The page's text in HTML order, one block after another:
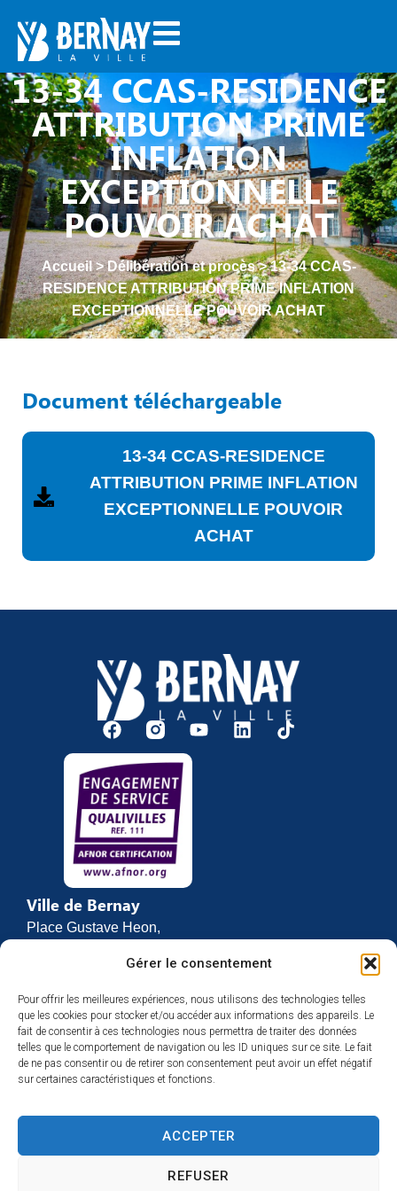
Gérer le consentement
Pour offrir les meilleures expériences, nous utilisons des technologies telles
que les cookies pour stocker et/ou accéder aux informations des appareils. Le
fait de consentir à ces technologies nous permettra de traiter des données
telles que le comportement de navigation ou les ID uniques sur ce site. Le fait
de ne pas consentir ou de retirer son consentement peut avoir un effet négatif
sur certaines caractéristiques et fonctions.
ACCEPTER
REFUSER
13-34 CCAS-RESIDENCE
ATTRIBUTION PRIME
INFLATION
EXCEPTIONNELLE
POUVOIR ACHAT
Accueil>Délibération et procès>13-34 CCAS-
RESIDENCE ATTRIBUTION PRIME INFLATION
EXCEPTIONNELLE POUVOIR ACHAT
Document téléchargeable
13-34 CCAS-RESIDENCE
ATTRIBUTION PRIME INFLATION
EXCEPTIONNELLE POUVOIR
ACHAT
Ville de Bernay
Place Gustave Heon,
27307 BERNAY
02 32 46 63 00
Contact
Horaires d’ouverture
Du lundi au vendredi :
et de 13h30 à 17h